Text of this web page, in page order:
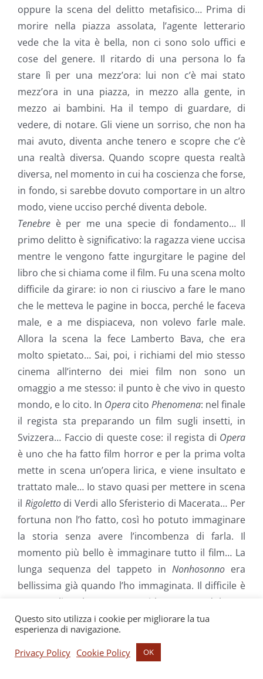
oppure la scena del delitto metafisico… Prima di
morire nella piazza assolata, l’agente letterario
vede che la vita è bella, non ci sono solo uffici e
cose del genere. Il ritardo di una persona lo fa
stare lì per una mezz’ora: lui non c’è mai stato
mezz’ora in una piazza, in mezzo alla gente, in
mezzo ai bambini. Ha il tempo di guardare, di
vedere, di notare. Gli viene un sorriso, che non ha
mai avuto, diventa anche tenero e scopre che c’è
una realtà diversa. Quando scopre questa realtà
diversa, nel momento in cui ha coscienza che forse,
in fondo, si sarebbe dovuto comportare in un altro
modo, viene ucciso perché diventa debole.
Tenebre è per me una specie di fondamento… Il
primo delitto è significativo: la ragazza viene uccisa
mentre le vengono fatte ingurgitare le pagine del
libro che si chiama come il film. Fu una scena molto
difficile da girare: io non ci riuscivo a fare le mano
che le metteva le pagine in bocca, perché le faceva
male, e a me dispiaceva, non volevo farle male.
Allora la scena la fece Lamberto Bava, che era
molto spietato… Sai, poi, i richiami del mio stesso
cinema all’interno dei miei film non sono un
omaggio a me stesso: il punto è che vivo in questo
mondo, e lo cito. In Opera cito Phenomena: nel finale
il regista sta preparando un film sugli insetti, in
Svizzera… Faccio di queste cose: il regista di Opera
è uno che ha fatto film horror e per la prima volta
mette in scena un’opera lirica, e viene insultato e
trattato male… Io stavo quasi per mettere in scena
il Rigolettodi Verdi allo Sferisterio di Macerata… Per
fortuna non l’ho fatto, così ho potuto immaginare
la storia senza avere l’incombenza di farla. Il
momento più bello è immaginare tutto il film… La
lunga sequenza del tappeto in Nonhosonnoera
bellissima già quando l’ho immaginata. Il difficile è
stato realizzarla, e questo mi ha portato dolore e
tanta fatica, tanto che è stata l’ultima inquadratura
che ho girato di tutto il film, perché non si riusciva
mai a trovare un buon sistema per girarla.
Questo sito utilizza i cookie per migliorare la tua
esperienza di navigazione.
Privacy Policy Cookie Policy OK